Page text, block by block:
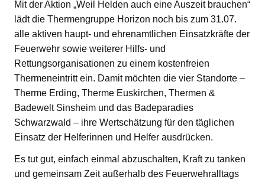
Mit der Aktion „Weil Helden auch eine Auszeit brauchen“
lädt die Thermengruppe Horizon noch bis zum 31.07.
alle aktiven haupt- und ehrenamtlichen Einsatzkräfte der
Feuerwehr sowie weiterer Hilfs- und
Rettungsorganisationen zu einem kostenfreien
Thermeneintritt ein. Damit möchten die vier Standorte –
Therme Erding, Therme Euskirchen, Thermen &
Badewelt Sinsheim und das Badeparadies
Schwarzwald – ihre Wertschätzung für den täglichen
Einsatz der Helferinnen und Helfer ausdrücken.
Es tut gut, einfach einmal abzuschalten, Kraft zu tanken
und gemeinsam Zeit außerhalb des Feuerwehralltags